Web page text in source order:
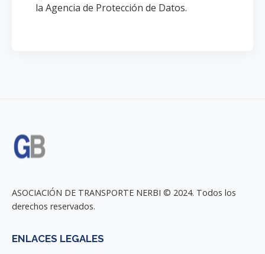
la Agencia de Protección de Datos.
ASOCIACIÓN DE TRANSPORTE NERBI © 2024. Todos los
derechos reservados.
ENLACES LEGALES